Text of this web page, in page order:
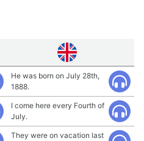
He was born on July 28th,
1888.
I come here every Fourth of
July.
They were on vacation last